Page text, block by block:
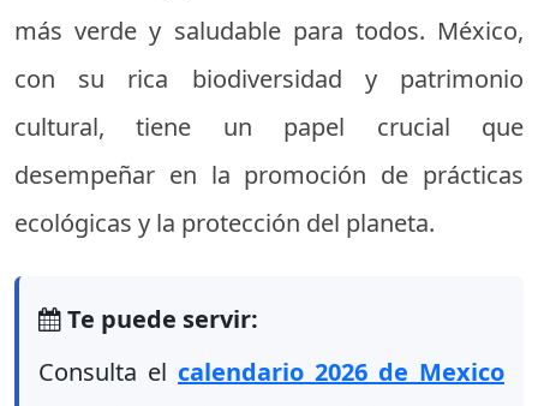
más verde y saludable para todos. México,
con su rica biodiversidad y patrimonio
cultural, tiene un papel crucial que
desempeñar en la promoción de prácticas
ecológicas y la protección del planeta.
Te puede servir:
Consulta el calendario 2026 de Mexico